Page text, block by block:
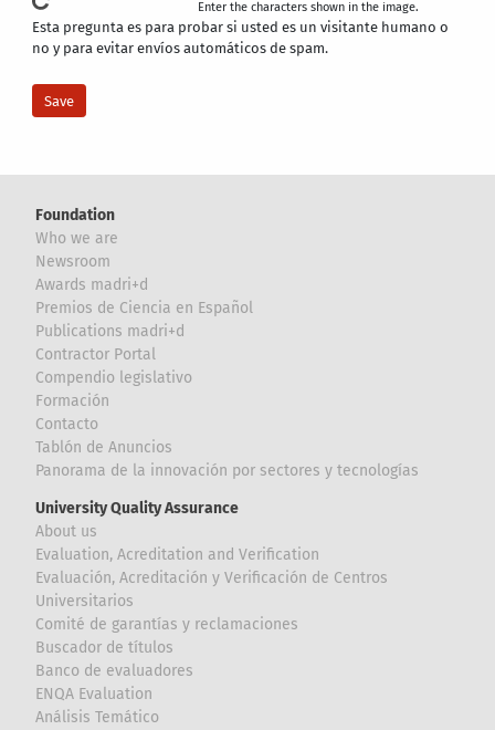
Enter the characters shown in the image.
Esta pregunta es para probar si usted es un visitante humano o
no y para evitar envíos automáticos de spam.
Foundation
Who we are
Newsroom
Awards madri+d
Premios de Ciencia en Español
Publications madri+d
Contractor Portal
Compendio legislativo
Formación
Contacto
Tablón de Anuncios
Panorama de la innovación por sectores y tecnologías
University Quality Assurance
About us
Evaluation, Acreditation and Verification
Evaluación, Acreditación y Verificación de Centros
Universitarios
Comité de garantías y reclamaciones
Buscador de títulos
Banco de evaluadores
ENQA Evaluation
Análisis Temático